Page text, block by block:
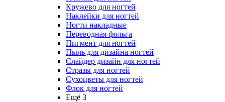
Кружево для ногтей
Наклейки для ногтей
Ногти накладные
Переводная фольга
Пигмент для ногтей
Пыль для дизайна ногтей
Слайдер дизайн для ногтей
Стразы для ногтей
Сухоцветы для ногтей
Флок для ногтей
Ещё 3